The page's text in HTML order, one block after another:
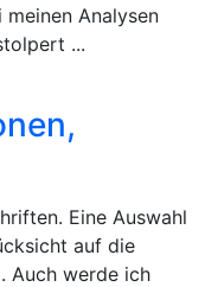
Analysen
...
Eine Auswahl
auf die
Auch werde ich